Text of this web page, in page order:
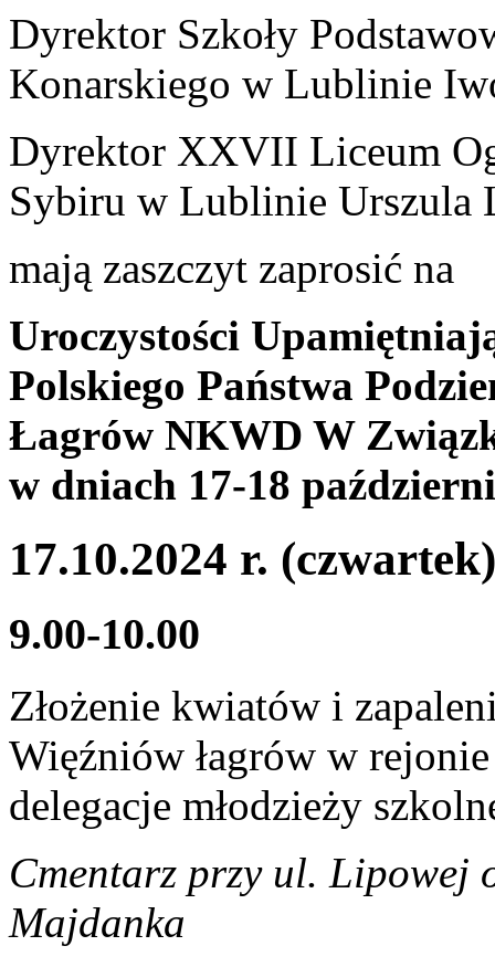
Dyrektor Szkoły
Konarskiego w Lublinie
Dyrektor XXVII Liceum
Sybiru w Lublinie Urszula
mają zaszczyt zaprosić na
Uroczystości
Polskiego Państwa
Łagrów NKWD W
w dniach 17-18
17.10.2024 r. (czwartek)
9.00-10.00
Złożenie kwiatów i
Więźniów łagrów w
delegacje młodzieży
Cmentarz przy ul. Lipowej
Majdanka